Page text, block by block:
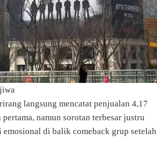
langsung mencatat penjualan 4,17
namun sorotan terbesar justru
emosional di balik comeback grup setelah